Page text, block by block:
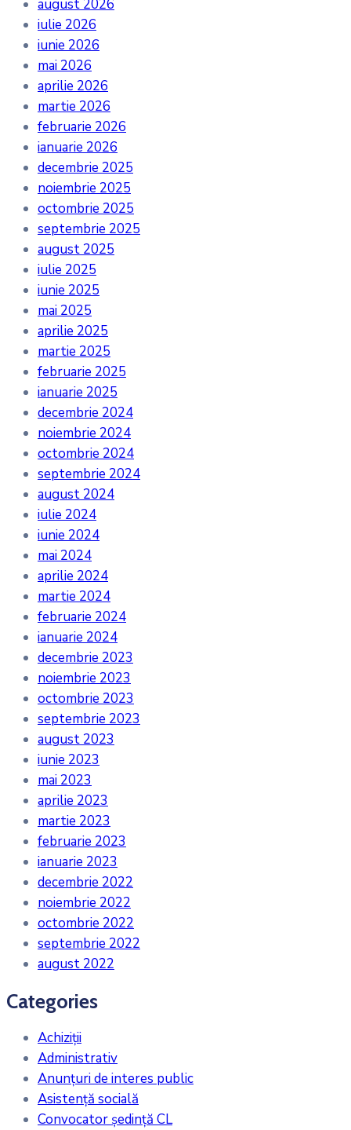
august 2026
iulie 2026
iunie 2026
mai 2026
aprilie 2026
martie 2026
februarie 2026
ianuarie 2026
decembrie 2025
noiembrie 2025
octombrie 2025
septembrie 2025
august 2025
iulie 2025
iunie 2025
mai 2025
aprilie 2025
martie 2025
februarie 2025
ianuarie 2025
decembrie 2024
noiembrie 2024
octombrie 2024
septembrie 2024
august 2024
iulie 2024
iunie 2024
mai 2024
aprilie 2024
martie 2024
februarie 2024
ianuarie 2024
decembrie 2023
noiembrie 2023
octombrie 2023
septembrie 2023
august 2023
iunie 2023
mai 2023
aprilie 2023
martie 2023
februarie 2023
ianuarie 2023
decembrie 2022
noiembrie 2022
octombrie 2022
septembrie 2022
august 2022
Categories
Achiziții
Administrativ
Anunțuri de interes public
Asistență socială
Convocator ședință CL